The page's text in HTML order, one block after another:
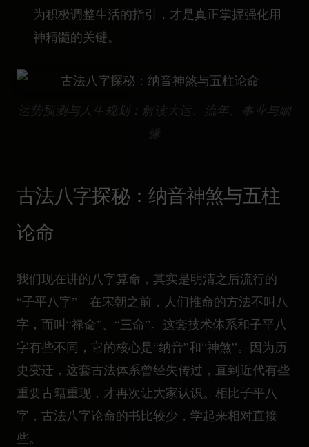
为积极调整生活的指引，才是真正掌握强化用
神精髓的关键。
运势预测与人生规划：解读大运、流年、事业与姻
缘
古法八字探秘：纳音神煞与五柱
论命
我们现在讲的八字算命，其实是明清之后流行的
“子平八字”。在宋朝之前，人们推命的方法不叫八
字，而叫“禄命”、“三命”。这套技术体系和子平八
字有些不同，它的核心是“纳音”和“神煞”。因为历
史变迁，这套古法体系曾经失传过，直到近代有些
重要古籍重现，才再次让大家认识。相比子平八
字，古法八字论命的书比较少，学起来相对直接
些。